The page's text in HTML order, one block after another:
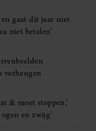
gaat dit jaar niet
niet betalen’
verheugen
ik moet stoppen,’
en zwijg’